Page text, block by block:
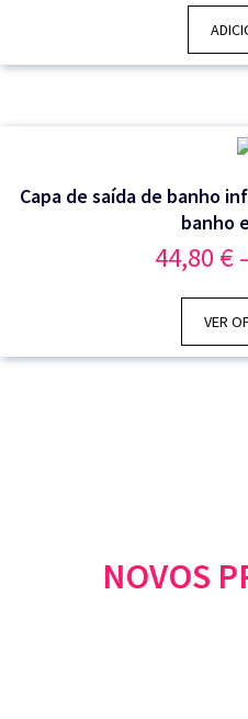
Capa de saída de banho
banho
44,80 €
VER
NOVOS